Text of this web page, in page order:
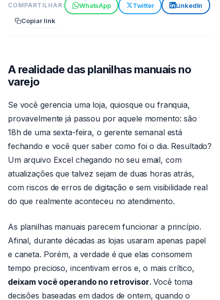
Sistema online para lojas vs.
planilhas: qual a diferença
Por
Claude
COMPARTILHAR: WhatsApp Twitter
LinkedIn
Copiar link
A realidade das planilhas manuais no
varejo
Se você gerencia uma loja, quiosque ou franquia,
provavelmente já passou por aquele momento: são
18h de uma sexta-feira, o gerente semanal está
fechando e você quer saber como foi o dia. Resultado?
Um arquivo Excel chegando no seu email, com
atualizações que talvez sejam de duas horas atrás,
com riscos de erros de digitação e sem visibilidade real
do que realmente aconteceu no atendimento.
As planilhas manuais parecem funcionar a princípio.
Afinal, durante décadas as lojas usaram apenas papel
e caneta. Porém, a verdade é que elas consomem
tempo precioso, incentivam erros e, o mais crítico,
deixam você operando no retrovisor. Você toma
decisões baseadas em dados de ontem, quando o